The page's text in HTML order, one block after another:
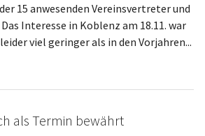
15 anwesenden Vereinsvertreter und
Interesse in Koblenz am 18.11. war
viel geringer als in den Vorjahren...
als Termin bewährt